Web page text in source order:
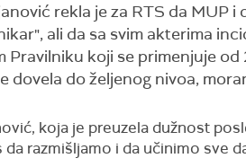
rekla je za RTS da MUP i
ali da sa svim akterima
koji se primenjuje
do željenog nivoa,
koja je preuzela dužnost
da razmišljamo i da učinimo sve